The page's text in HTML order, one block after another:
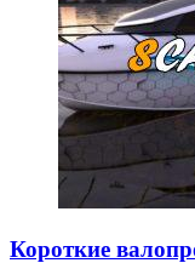
Короткие